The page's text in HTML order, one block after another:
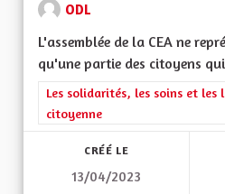
ODL
L'assemblée de la CEA ne
qu'une partie des citoyens
Filtrer les résultats de la
Les solidarités, les soins et
citoyenne
CRÉÉ LE
13/04/2023